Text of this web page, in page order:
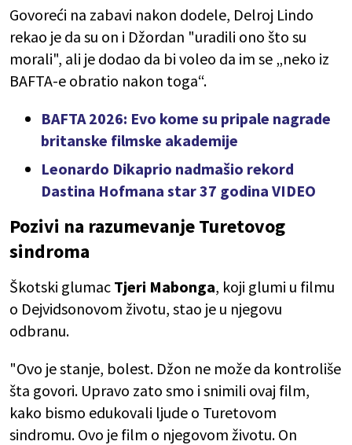
Govoreći na zabavi nakon dodele, Delroj Lindo
rekao je da su on i Džordan "uradili ono što su
morali", ali je dodao da bi voleo da im se „neko iz
BAFTA-e obratio nakon toga“.
BAFTA 2026: Evo kome su pripale nagrade
britanske filmske akademije
Leonardo Dikaprio nadmašio rekord
Dastina Hofmana star 37 godina VIDEO
Pozivi na razumevanje Turetovog
sindroma
Škotski glumac Tjeri Mabonga, koji glumi u filmu
o Dejvidsonovom životu, stao je u njegovu
odbranu.
"Ovo je stanje, bolest. Džon ne može da kontroliše
šta govori. Upravo zato smo i snimili ovaj film,
kako bismo edukovali ljude o Turetovom
sindromu. Ovo je film o njegovom životu. On